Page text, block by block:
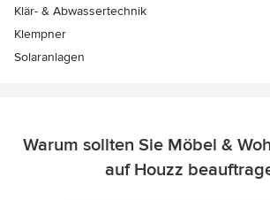
Klär- & Abwassertechnik
Klempner
Solaranlagen
Warum sollten Sie Möbel &
auf Houzz